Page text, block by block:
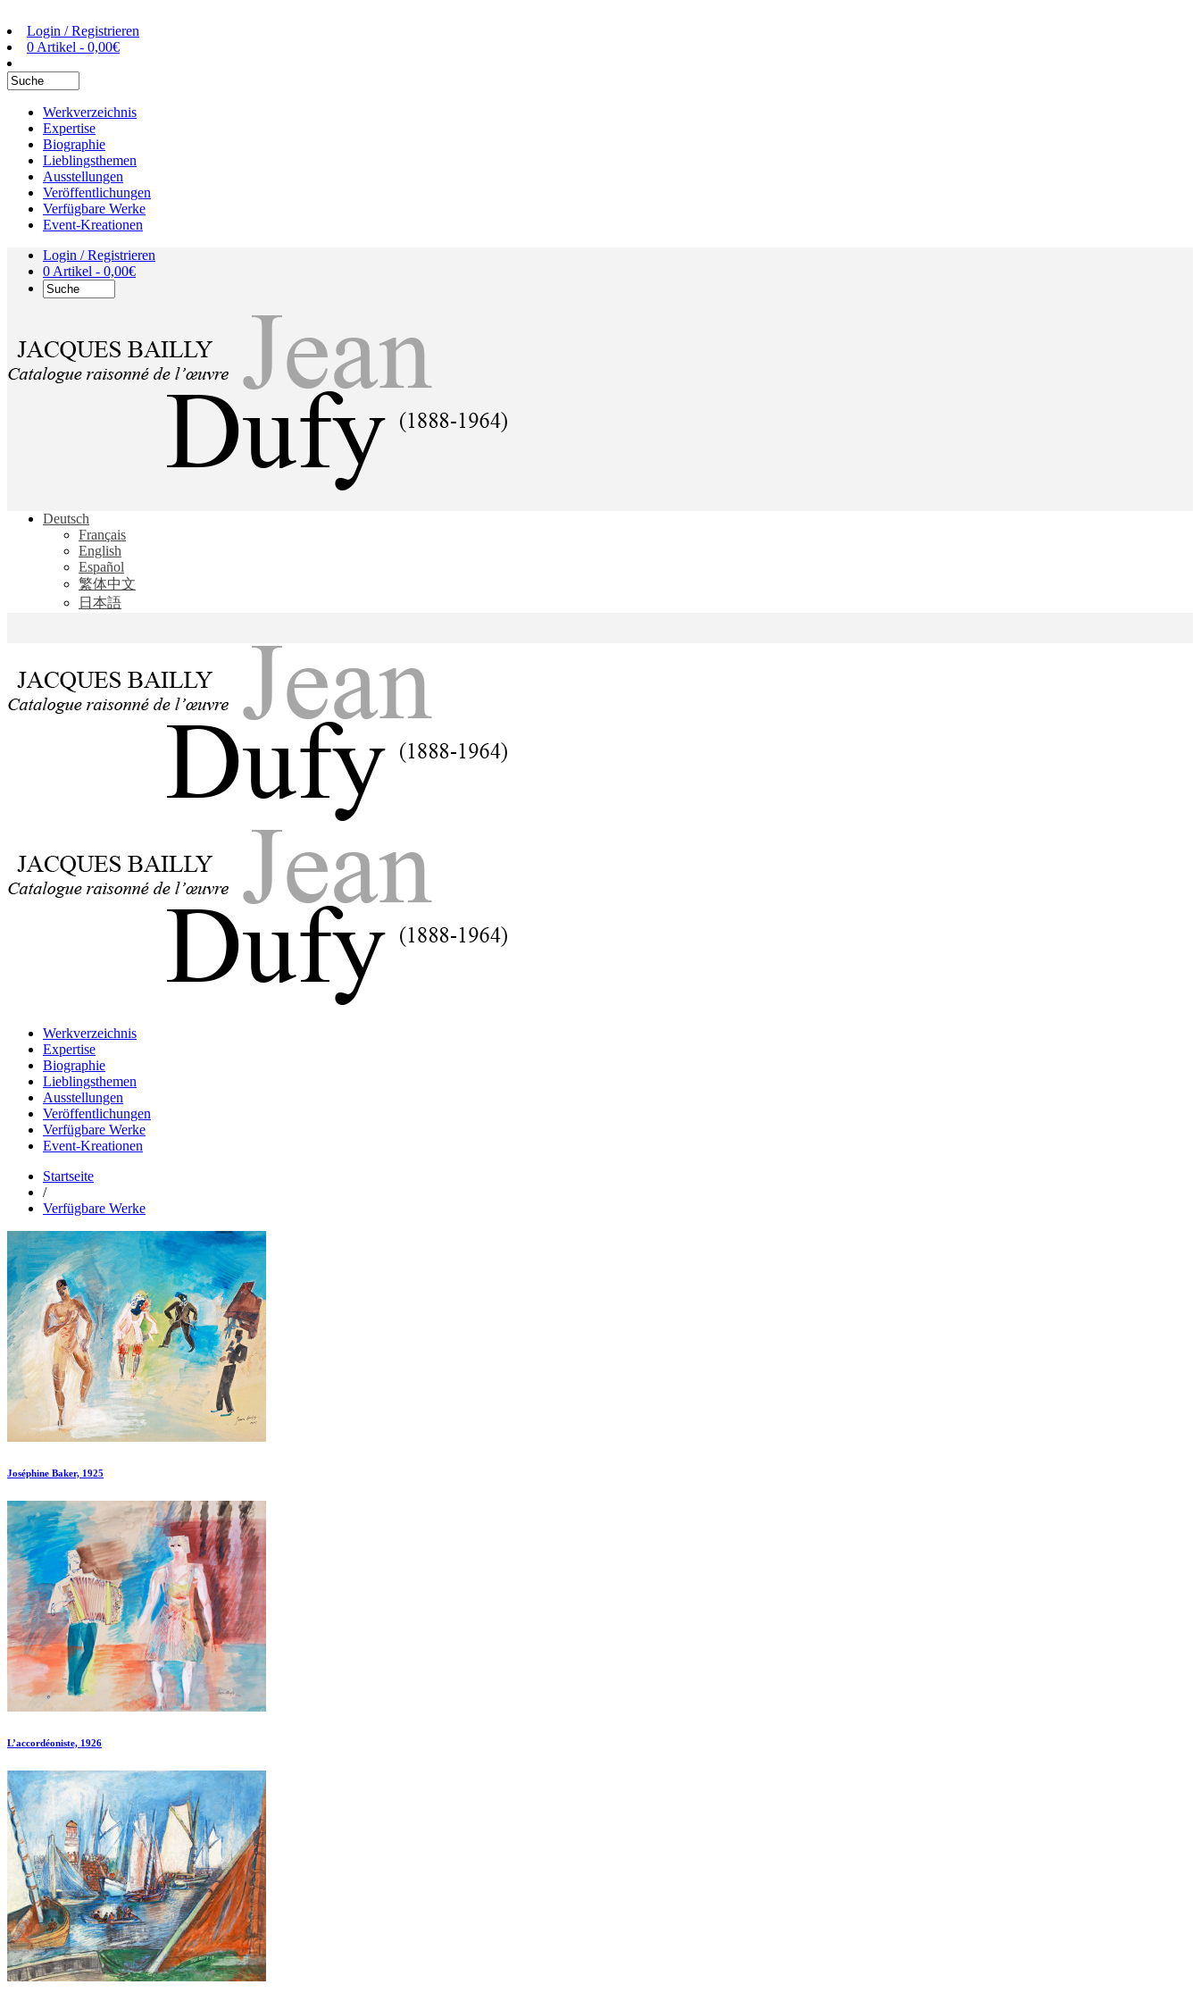
Login / Registrieren
0 Artikel - 0,00€
Werkverzeichnis
Expertise
Biographie
Lieblingsthemen
Ausstellungen
Veröffentlichungen
Verfügbare Werke
Event-Kreationen
Login / Registrieren
0 Artikel - 0,00€
Jean Dufy
Jacques Bailly - Catalogue raisonné de l'œuvre de Jean Dufy
Deutsch
Français
English
Español
繁体中文
日本語
Jean Dufy
Jacques Bailly - Catalogue raisonné de l'œuvre de Jean Dufy
Jean Dufy
Jacques Bailly - Catalogue raisonné de l'œuvre de Jean Dufy
Werkverzeichnis
Expertise
Biographie
Lieblingsthemen
Ausstellungen
Veröffentlichungen
Verfügbare Werke
Event-Kreationen
Startseite
/
Verfügbare Werke
Joséphine Baker, 1925
L’accordéoniste, 1926